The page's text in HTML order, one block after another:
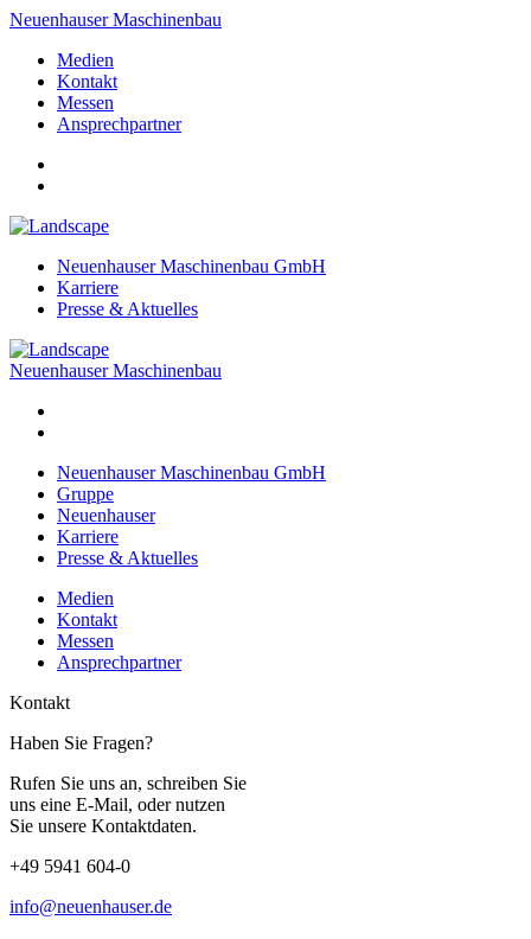
Neuenhauser Maschinenbau
Medien
Kontakt
Messen
Ansprechpartner
Neuenhauser Maschinenbau GmbH
Karriere
Presse & Aktuelles
Neuenhauser Maschinenbau
Neuenhauser Maschinenbau GmbH
Gruppe
Neuenhauser
Karriere
Presse & Aktuelles
Medien
Kontakt
Messen
Ansprechpartner
Kontakt
Haben Sie Fragen?
Rufen Sie uns an, schreiben Sie
uns eine E-Mail, oder nutzen
Sie unsere Kontaktdaten.
+49 5941 604-0
info@neuenhauser.de